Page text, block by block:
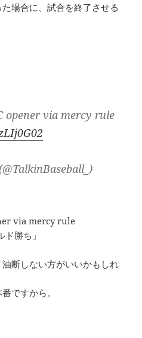
場合に、試合を終了させる
opener via mercy rule
via mercy rule
ド勝ち」
断しない方がいいかもしれ
ですから。